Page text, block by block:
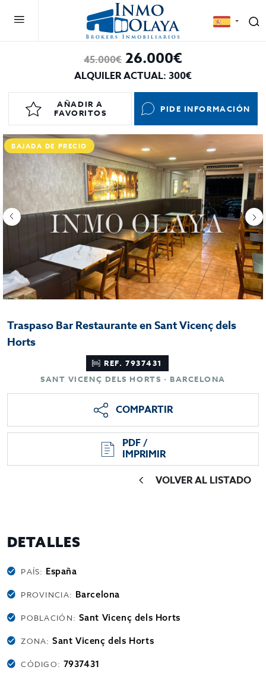
45.000€ 26.000€
ALQUILER ACTUAL: 300€
AÑADIR A
FAVORITOS
PIDE INFORMACIÓN
BAJADA DE PRECIO
Traspaso Bar Restaurante en Sant Vicenç dels
Horts
REF. 7937431
SANT VICENÇ DELS HORTS · BARCELONA
COMPARTIR
PDF /
IMPRIMIR
VOLVER AL LISTADO
DETALLES
PAÍS: España
PROVINCIA: Barcelona
POBLACIÓN: Sant Vicenç dels Horts
ZONA:Sant Vicenç dels Horts
CÓDIGO: 7937431